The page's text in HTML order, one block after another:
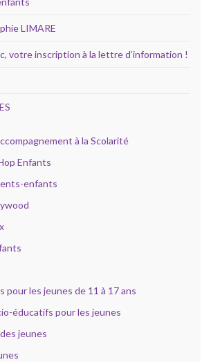
LIMARE
votre inscription à la lettre d’information !
à la Scolarité
Enfants
enfants
pour les jeunes de 11 à 17 ans
éducatifs pour les jeunes
jeunes